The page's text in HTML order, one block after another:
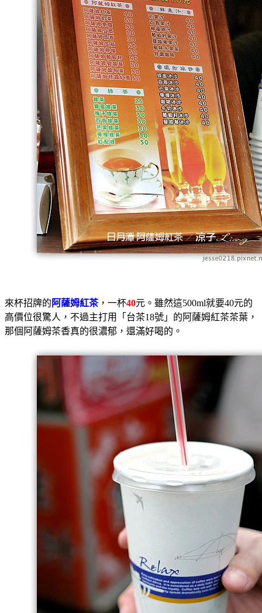
來杯招牌的 阿薩姆紅茶，一杯40元。雖然這500ml就要40元的
高價位很驚人，不過主打用「台茶18號」的阿薩姆紅茶茶葉，
那個阿薩姆茶香真的很濃郁，還滿好喝的。